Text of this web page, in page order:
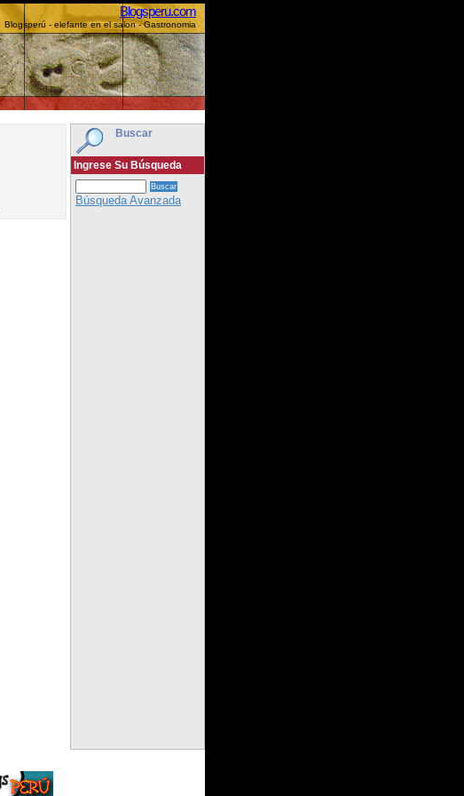
Blogsperu.com
Blogsperú - elefante en el salon - Gastronomia
Buscar
Ingrese Su Búsqueda
Búsqueda Avanzada